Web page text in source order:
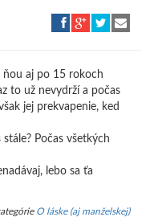
ňou aj po 15 rokoch
to už nevydrží a počas
jej prekvapenie, ked
Počas všetkých
lebo sa ťa
O láske (aj manželskej)